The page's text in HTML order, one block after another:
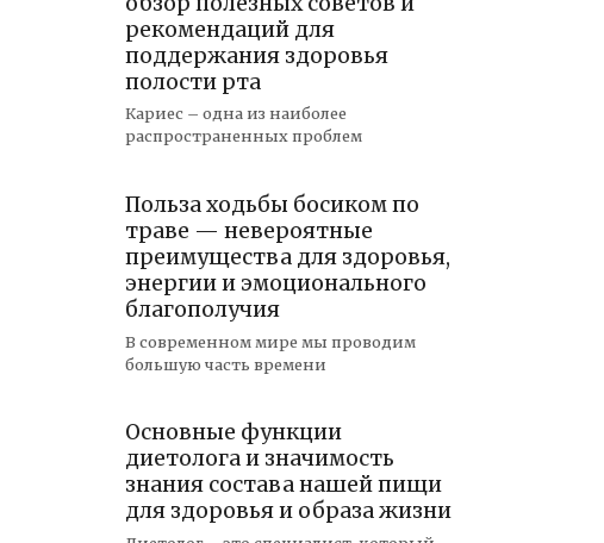
рекомендаций для
поддержания здоровья
полости рта
Кариес – одна из наиболее
распространенных проблем
Польза ходьбы босиком по
траве — невероятные
преимущества для здоровья,
энергии и эмоционального
благополучия
В современном мире мы проводим
большую часть времени
Основные функции
диетолога и значимость
знания состава нашей пищи
для здоровья и образа жизни